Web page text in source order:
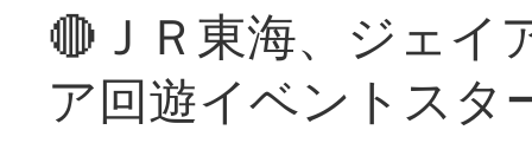
🔴ＪＲ東海、ジェイ
ア回遊イベントスタ